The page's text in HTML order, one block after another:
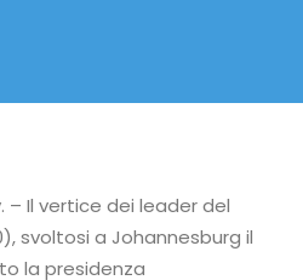
– Il vertice dei leader del
svoltosi a Johannesburg il
la presidenza